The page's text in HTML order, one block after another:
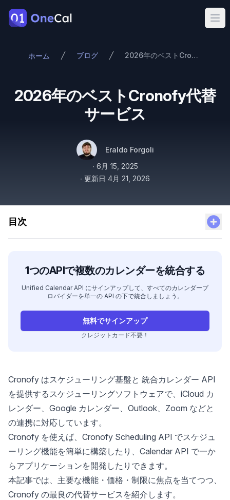
OneCal
ホーム ブログ 2026年のベストCronofy代替サービス
2026年のベストCronofy代替
サービス
著者
名前
Twitter
Eraldo Forgoli
公開日
∙ 6月 15, 2025
∙ 更新日 4月 21, 2026
目次
1つのAPIで複数のカレンダーを統合する
Unified Calendar API にサインアップして、すべてのカレンダープ
ロバイダーを単一の API の下で統合しましょう。
無料でサインアップ
クレジットカード不要！
Cronofy はスケジューリング基盤と 統合カレンダー API
を提供するスケジューリングソフトウェアで、iCloud カ
レンダー、Google カレンダー、Outlook、Zoom などと
の連携に対応しています。
Cronofy を使えば、Cronofy Scheduling API でスケジュ
ーリング機能を簡単に構築したり、Calendar API で一か
らアプリケーションを開発したりできます。
本記事では、主要な機能・価格・制限に焦点を当てつつ、
Cronofy の最良の代替サービスを紹介します。